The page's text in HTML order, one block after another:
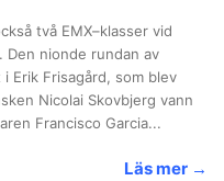
två EMX–klasser vid
Den nionde rundan av
Erik Frisagård, som blev
Nicolai Skovbjerg vann
Francisco Garcia...
Läs mer →